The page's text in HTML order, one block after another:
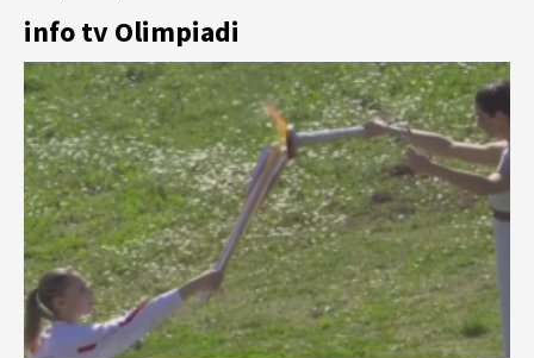
info tv Olimpiadi